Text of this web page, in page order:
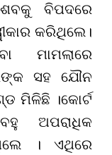
ବିପଦରେ
କରିଥିଲେ।
ମାମଲାରେ
ସହ ଯୌନ
ମିଳିଛି ।କୋର୍ଟ
ଅପରାଧିକ
। ଏଥିରେ